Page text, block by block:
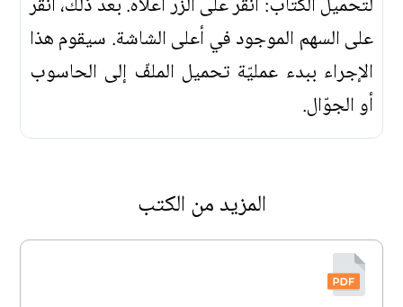
على السهم الموجود في أعلى الشاشة. سيقوم هذا
الإجراء ببدء عمليّة تحميل الملفّ إلى الحاسوب
أو الجوّال.
المزيد من الكتب